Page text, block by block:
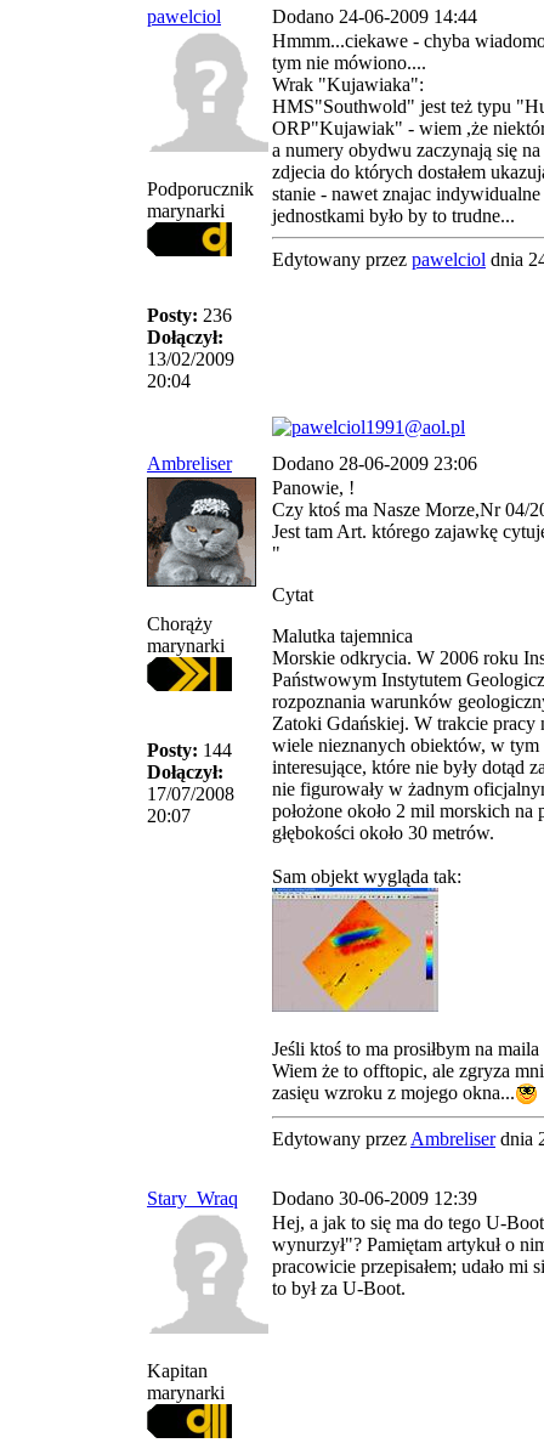
pawelciol Dodano 24-06-2009 14:44
Podporucznik
marynarki
Posty: 236
Dołączył:
13/02/2009
20:04
Hmmm...ciekawe - chyba
tym nie mówiono....
Wrak "Kujawiaka":
HMS"Southwold" jest też typu
ORP"Kujawiak" - wiem ,że
a numery obydwu zaczynają się
zdjecia do których dostałem
stanie - nawet znajac
jednostkami było by to trudne...
Edytowany przez pawelciol dnia
Ambreliser Dodano 28-06-2009 23:06
Chorąży
marynarki
Posty: 144
Dołączył:
17/07/2008
20:07
Panowie, !
Czy ktoś ma Nasze Morze,Nr 04/
Jest tam Art. którego zajawkę
"
Cytat
Malutka tajemnica
Morskie odkrycia. W 2006 roku
Państwowym Instytutem
rozpoznania warunków
Zatoki Gdańskiej. W trakcie pracy
wiele nieznanych obiektów, w tym
interesujące, które nie były dotąd
nie figurowały w żadnym
położone około 2 mil morskich na
głębokości około 30 metrów.
Sam objekt wygląda tak:
Jeśli ktoś to ma prosiłbym na
Wiem że to offtopic, ale zgryza
zasięu wzroku z mojego okna...
Edytowany przez Ambreliserdnia
Stary_Wraq Dodano 30-06-2009 12:39
Kapitan
marynarki
Hej, a jak to się ma do tego U-
wynurzył"? Pamiętam artykuł o
pracowicie przepisałem; udało mi
to był za U-Boot.